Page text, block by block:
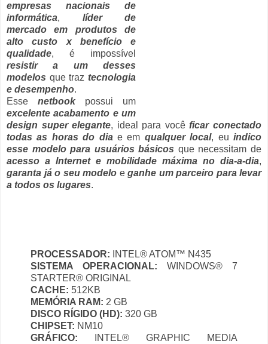
empresas nacionais de
informática, líder de
mercado em produtos de
alto custo x benefício e
qualidade, é impossível
resistir a um desses
modelos que traz tecnologia
e desempenho.
Esse netbook possui um
excelente acabamento e um
design super elegante, ideal para vocêficar conectado
todas as horas do diae em qualquer local, euindico
esse modelo para usuários básicos que necessitam de
acesso a Internet e mobilidade máxima no dia-a-dia,
garanta já o seu modelo e ganhe um parceiro para levar
a todos os lugares.
PROCESSADOR: INTEL® ATOM™ N435
SISTEMA OPERACIONAL: WINDOWS® 7
STARTER® ORIGINAL
CACHE: 512KB
MEMÓRIA RAM: 2 GB
DISCO RÍGIDO (HD): 320 GB
CHIPSET: NM10
GRÁFICO: INTEL® GRAPHIC MEDIA